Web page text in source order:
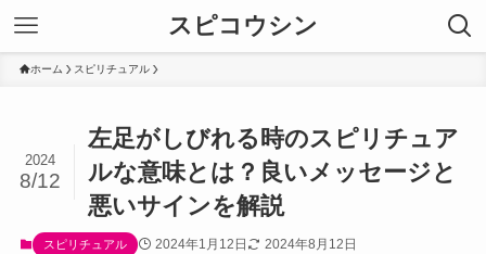
スピコウシン
ホーム スピリチュアル
左足がしびれる時のスピリチュア
ルな意味とは？良いメッセージと
悪いサインを解説
2024
8/12
スピリチュアル 2024年1月12日 2024年8月12日